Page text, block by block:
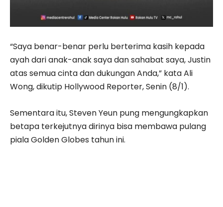
“Saya benar-benar perlu berterima kasih kepada
ayah dari anak-anak saya dan sahabat saya, Justin
atas semua cinta dan dukungan Anda,” kata Ali
Wong, dikutip Hollywood Reporter, Senin (8/1).
Sementara itu, Steven Yeun pung mengungkapkan
betapa terkejutnya dirinya bisa membawa pulang
piala Golden Globes tahun ini.